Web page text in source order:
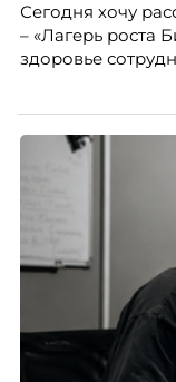
People
МИФИ, автор
Сегодня хочу
– «Лагерь роста
здоровье